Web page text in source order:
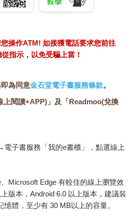
怪獸8號 特別篇 保科
特休日小冊子套組[限
加入購物車
帳號『完成綁定』，隨時掌握出貨動